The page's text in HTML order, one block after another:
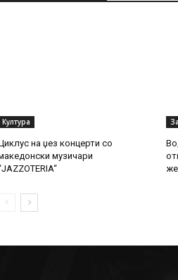
Култура
на џез концерти со
музичари